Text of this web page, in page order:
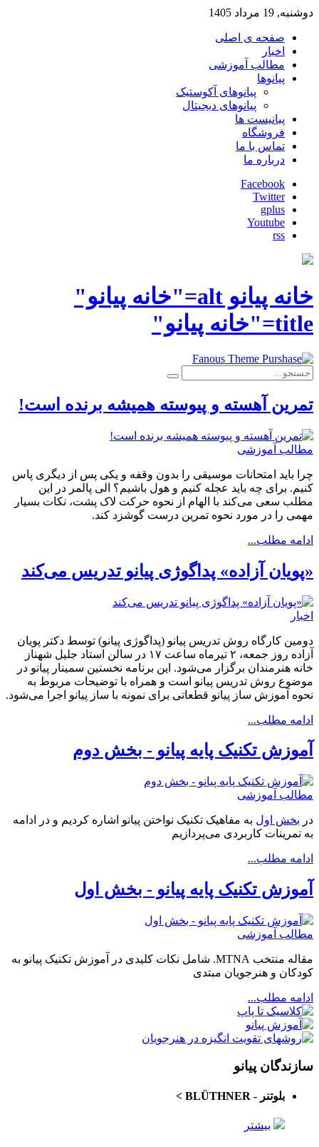
دوشنبه, 19 مرداد 1405
صفحه ی اصلی
اخبار
مطالب آموزشی
پیانوها
پیانوهای آکوستیک
پیانوهای دیجیتال
پیانیست ها
فروشگاه
تماس با ما
درباره ما
Facebook
Twitter
gplus
Youtube
rss
خانه پیانو alt="خانه پیانو"
title="خانه پیانو"
تمرین آهسته و پیوسته همیشه برنده است!
مطالب آموزشی
چرا باید امتحانات موسیقی را بدون وقفه و یکی پس از دیگری پاس
کنیم. برای چه باید عجله کنیم و هول باشیم؟ الی پالمر در این
مطلب سعی می‌کند با الهام از نحوه حرکت لاک پشت، نکات بسیار
مهمی را در مورد نحوه تمرین درست گوشزد کند.
ادامه مطلب...
«پویان آزاده» پداگوژی پیانو تدریس می‌کند
اخبار
دومین کارگاه روش تدریس پیانو (پداگوژی پیانو) توسط دکتر پویان
آزاده روز جمعه، ۲ تیرماه ساعت ۱۷ در سالن استاد جلیل شهناز
خانه هنرمندان برگزار می‌شود. این برنامه نخستین سمینار پیانو در
موضوع روش تدریس پیانو است و همراه با توضیحات مربوط به
نحوه آموزش ساز پیانو قطعاتی برای نمونه با ساز پیانو اجرا می‌شود.
ادامه مطلب...
آموزش تکنیک پايه پيانو - بخش دوم
مطالب آموزشی
در بخش اول به مفاهیک تکنیک نواختن پیانو اشاره کردیم و در ادامه
به تمرینات کاربردی می‌پردازیم
ادامه مطلب...
آموزش تکنیک پايه پيانو - بخش اول
مطالب آموزشی
مقاله منتخب MTNA. شامل نکات کلیدی در آموزش تکنیک پیانو به
کودکان و هنرجویان مبتدی
ادامه مطلب...
سازندگان پیانو
بلوتنر - BLÜTHNER >
بیشتر